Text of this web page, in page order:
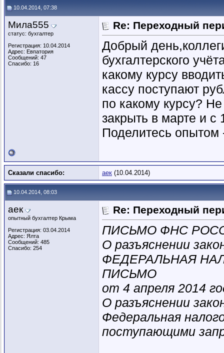
10.04.2014, 07:38
Мила555
статус: бухгалтер
Регистрация: 10.04.2014
Адрес: Евпатория
Сообщений: 47
Спасибо: 16
Re: Переходный
Добрый
бухгалтерского
какому курсу
кассу поступают
по какому курсу?
закрыть в марте и с
Поделитесь опытом
Сказали спасибо: аек (10.04.2014)
10.04.2014, 08:03
аек
опытный бухгалтер Крыма
Регистрация: 03.04.2014
Адрес: Ялта
Сообщений: 485
Спасибо: 254
Re: Переходный
ПИСЬМО ФНС
О разъяснении
ФЕДЕРАЛЬНАЯ
ПИСЬМО
от 4 апреля 2014
О разъяснении
Федеральная
поступающими